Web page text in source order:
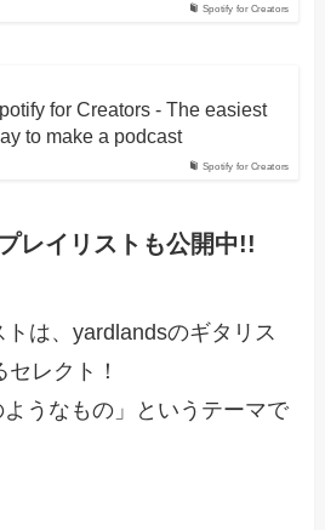
Spotify for Creators
Spotify for Creators
for Creators - The easiest
to make a podcast
レイリストも公開中!!
は、yardlandsのギタリス
セレクト！
ようなもの」というテーマで